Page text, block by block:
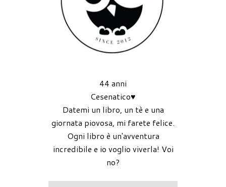
44 anni
Cesenatico♥
Datemi un libro, un tè e una
giornata piovosa, mi farete felice.
Ogni libro è un'avventura
incredibile e io voglio viverla! Voi
no?